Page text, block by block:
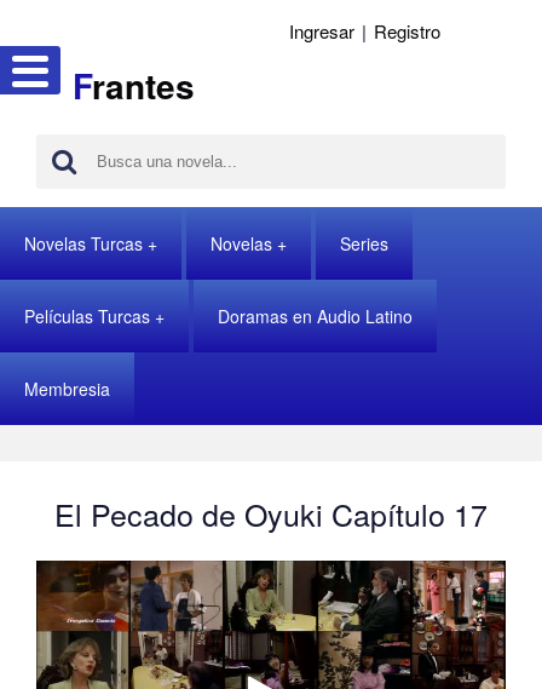
Frantes
Ingresar | Registro
Novelas Turcas Novelas Series
Películas Turcas Doramas en Audio Latino
Membresia
El Pecado de Oyuki Capítulo 17